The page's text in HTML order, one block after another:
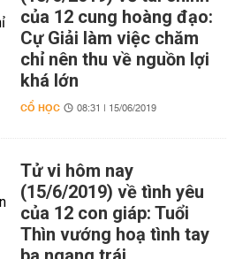
của 12 cung hoàng đạo:
Cự Giải làm việc chăm
chỉ nên thu về nguồn lợi
khá lớn
CỔ HỌC 08:31 | 15/06/2019
Tử vi hôm nay
(15/6/2019) về tình yêu
của 12 con giáp: Tuổi
Thìn vướng hoạ tình tay